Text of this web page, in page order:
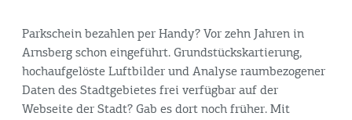
Parkschein bezahlen per Handy? Vor zehn Jahren in
Arnsberg schon eingeführt. Grundstückskartierung,
hochaufgelöste Luftbilder und Analyse raumbezogener
Daten des Stadtgebietes frei verfügbar auf der
Webseite der Stadt? Gab es dort noch früher. Mit